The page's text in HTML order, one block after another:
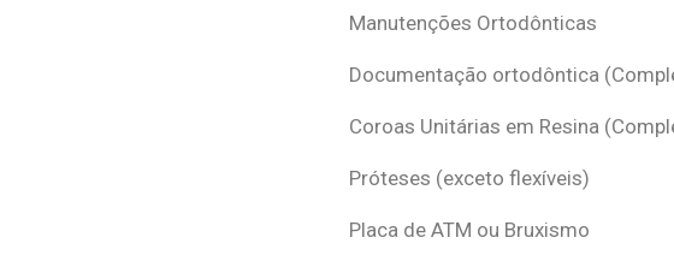
Manutenções Ortodônticas
Documentação ortodôntica
Coroas Unitárias em Resina
Próteses (exceto flexíveis)
Placa de ATM ou Bruxismo